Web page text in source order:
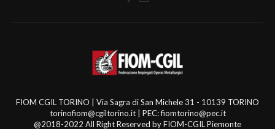
FIOM CGIL TORINO | Via Sagra di San Michele 31 - 10139 TORINO
torinofiom@cgiltorino.it | PEC: fiomtorino@pec.it
@2018-2022 All Right Reserved by FIOM-CGIL Piemonte